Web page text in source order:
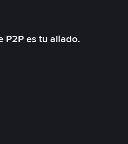
P2P es tu aliado.